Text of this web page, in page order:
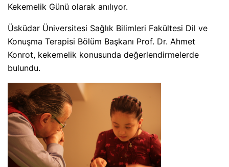
Kekemelik Günü olarak anılıyor.
Üsküdar Üniversitesi Sağlık Bilimleri Fakültesi Dil ve
Konuşma Terapisi Bölüm Başkanı Prof. Dr. Ahmet
Konrot, kekemelik konusunda değerlendirmelerde
bulundu.